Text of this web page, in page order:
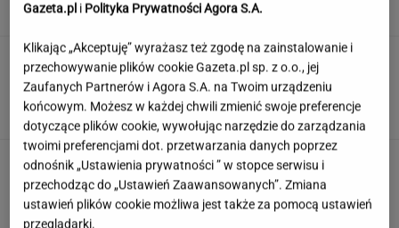
MATERIAŁ PROMOCYJNY
"Wymieniłam mojego byłego na
jego wujka milionera". Tak wciągają
mikrodramy
SUBSKRYPCJA
Teściowa mówi, że jest mamą jej
dziecka. "Chyba oszaleję"
KLAUDIA KIERZKOWSKA
Gazeta.pl i Polityka Prywatności Agora S.A.
Klikając „Akceptuję” wyrażasz też zgodę na zainstalowanie i
przechowywanie plików cookie Gazeta.pl sp. z o.o., jej
Zaufanych Partnerów i Agora S.A. na Twoim urządzeniu
końcowym. Możesz w każdej chwili zmienić swoje preferencje
dotyczące plików cookie, wywołując narzędzie do zarządzania
twoimi preferencjami dot. przetwarzania danych poprzez
odnośnik „Ustawienia prywatności ” w stopce serwisu i
przechodząc do „Ustawień Zaawansowanych”. Zmiana
ustawień plików cookie możliwa jest także za pomocą ustawień
przeglądarki.